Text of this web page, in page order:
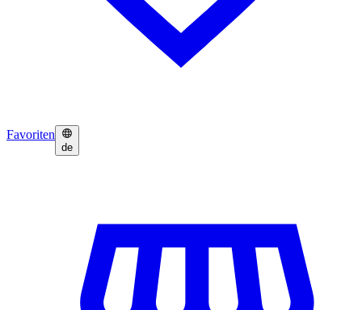
Favoriten
de